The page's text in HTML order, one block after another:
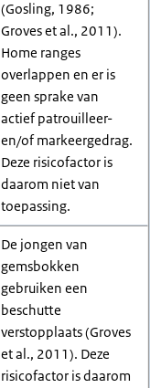
(Gosling, 1986;
Groves et al., 2011).
Home ranges
overlappen en er is
geen sprake van
actief patrouilleer-
en/of markeergedrag.
Deze risicofactor is
daarom niet van
toepassing.
De jongen van
gemsbokken
gebruiken een
beschutte
verstopplaats (Groves
et al., 2011). Deze
risicofactor is daarom